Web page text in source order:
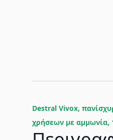
Destral Vivox,
χρήσεων με αμμωνία,